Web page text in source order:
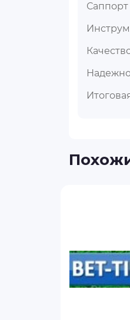
Саппорт